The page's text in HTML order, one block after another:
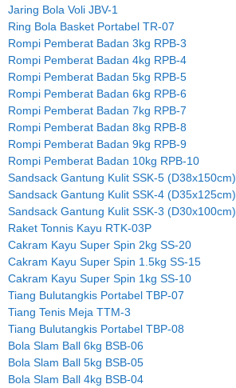
Jaring Bola Voli JBV-1
Ring Bola Basket Portabel TR-07
Rompi Pemberat Badan 3kg RPB-3
Rompi Pemberat Badan 4kg RPB-4
Rompi Pemberat Badan 5kg RPB-5
Rompi Pemberat Badan 6kg RPB-6
Rompi Pemberat Badan 7kg RPB-7
Rompi Pemberat Badan 8kg RPB-8
Rompi Pemberat Badan 9kg RPB-9
Rompi Pemberat Badan 10kg RPB-10
Sandsack Gantung Kulit SSK-5 (D38x150cm)
Sandsack Gantung Kulit SSK-4 (D35x125cm)
Sandsack Gantung Kulit SSK-3 (D30x100cm)
Raket Tonnis Kayu RTK-03P
Cakram Kayu Super Spin 2kg SS-20
Cakram Kayu Super Spin 1.5kg SS-15
Cakram Kayu Super Spin 1kg SS-10
Tiang Bulutangkis Portabel TBP-07
Tiang Tenis Meja TTM-3
Tiang Bulutangkis Portabel TBP-08
Bola Slam Ball 6kg BSB-06
Bola Slam Ball 5kg BSB-05
Bola Slam Ball 4kg BSB-04